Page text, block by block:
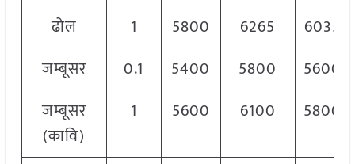
ढोल
1 5800 6265
6035
जम्बूसर
0.1 5400 5800
5600
जम्बूसर
(कावि)
1 5600 6100 5800